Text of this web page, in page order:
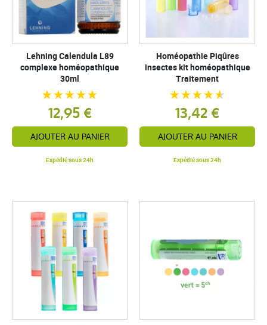
Lehning Calendula L89
complexe homéopathique
30ml
12,95 €
AJOUTER AU PANIER
Expédié sous 24h
Homéopathie Piqûres
insectes kit homéopathique
Traitement
13,42 €
AJOUTER AU PANIER
Expédié sous 24h